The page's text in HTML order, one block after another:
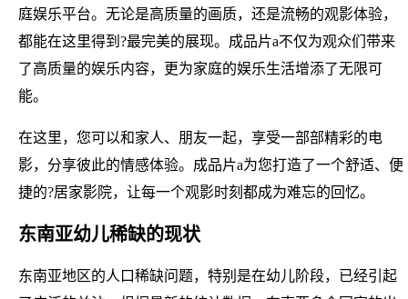
庭娱乐平台。无论是高质量的画质，还是流畅的观影体验，
都能在这里得到?最完美的展现。成品片a不仅为观众们带来
了高质量的娱乐内容，更为家庭的娱乐生活增添了无限可
能。
在这里，您可以和家人、朋友一起，享受一部部精彩的电
影，分享彼此的情感体验。成品片a为您打造了一个舒适、便
捷的?居家影院，让每一个观影时刻都成为难忘的回忆。
东南亚幼儿稀缺的现状
东南亚地区的人口稀缺问题，特别是在幼儿阶段，已经引起